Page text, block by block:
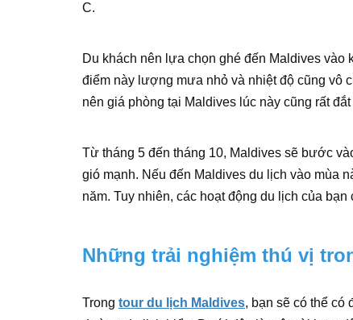
C.
Du khách nên lựa chọn ghé đến Maldives
điểm này lượng mưa nhỏ và nhiệt độ cũng vô
nên giá phòng tại Maldives lúc này cũng rất đắt
Từ tháng 5 đến tháng 10, Maldives sẽ bước
gió mạnh. Nếu đến Maldives du lịch vào mùa
năm. Tuy nhiên, các hoạt động du lịch của
Những trải nghiệm thú vị
Trong tour du lịch Maldives, bạn sẽ có thể có